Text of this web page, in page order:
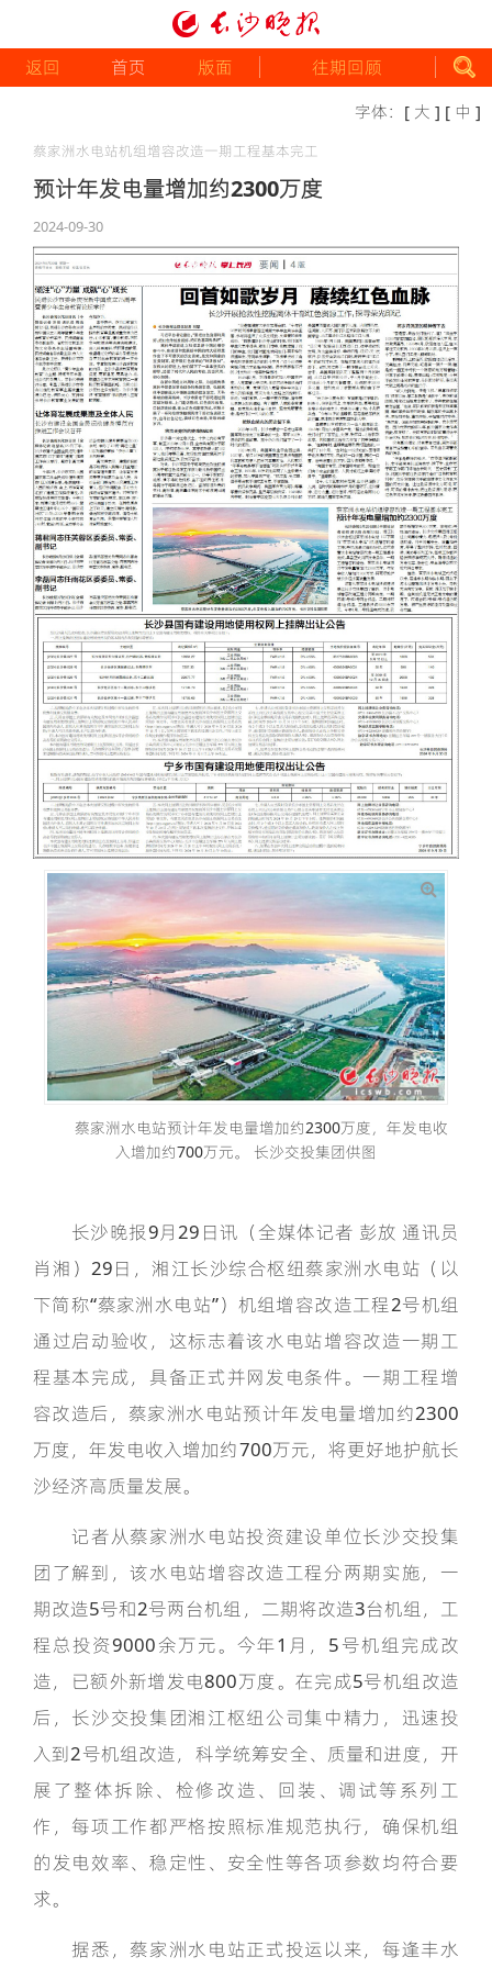
返回 首页 版面 往期回顾
字体： [ 大 ] [ 中 ]
蔡家洲水电站机组增容改造一期工程基本完工
预计年发电量增加约2300万度
2024-09-30
蔡家洲水电站预计年发电量增加约2300万度，年发电收
入增加约700万元。 长沙交投集团供图
长沙晚报9月29日讯（全媒体记者 彭放 通讯员
肖湘）29日，湘江长沙综合枢纽蔡家洲水电站（以
下简称“蔡家洲水电站”）机组增容改造工程2号机组
通过启动验收，这标志着该水电站增容改造一期工
程基本完成，具备正式并网发电条件。一期工程增
容改造后，蔡家洲水电站预计年发电量增加约2300
万度，年发电收入增加约700万元，将更好地护航长
沙经济高质量发展。
记者从蔡家洲水电站投资建设单位长沙交投集
团了解到，该水电站增容改造工程分两期实施，一
期改造5号和2号两台机组，二期将改造3台机组，工
程总投资9000余万元。今年1月，5号机组完成改
造，已额外新增发电800万度。在完成5号机组改造
后，长沙交投集团湘江枢纽公司集中精力，迅速投
入到2号机组改造，科学统筹安全、质量和进度，开
展了整体拆除、检修改造、回装、调试等系列工
作，每项工作都严格按照标准规范执行，确保机组
的发电效率、稳定性、安全性等各项参数均符合要
求。
据悉，蔡家洲水电站正式投运以来，每逢丰水